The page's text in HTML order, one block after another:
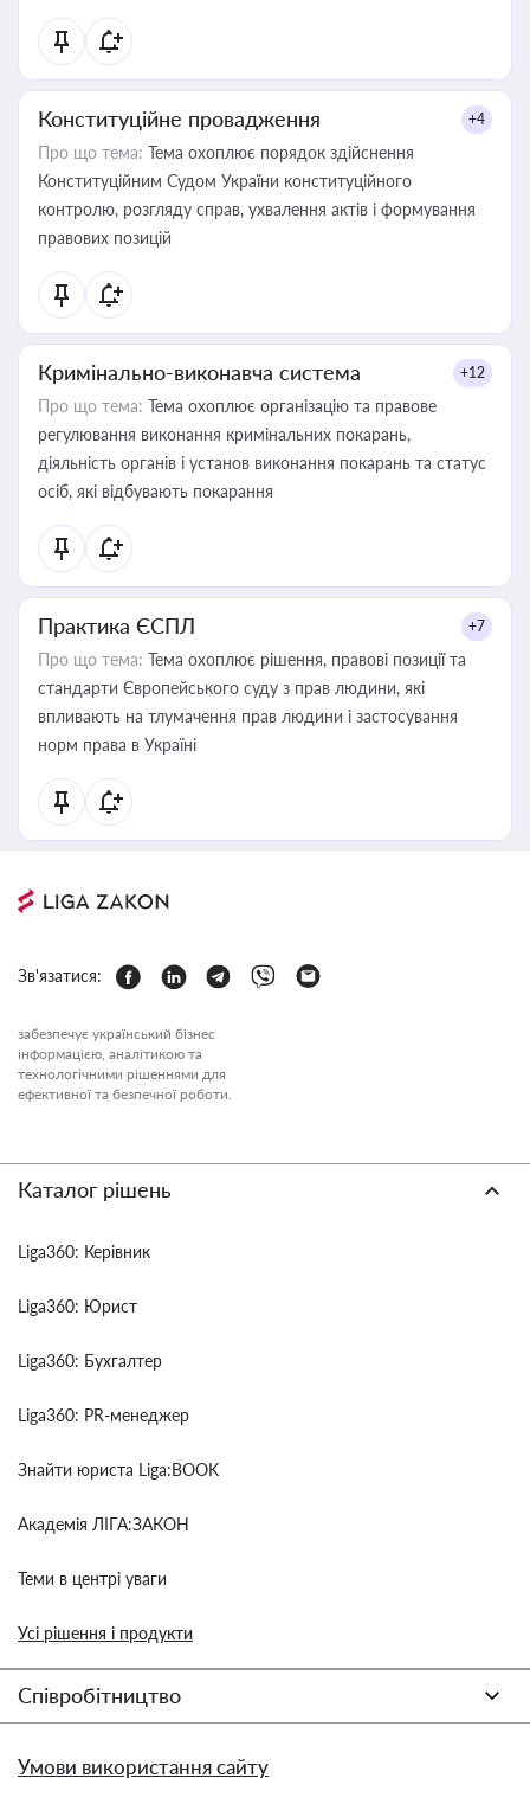
Конституційне провадження +4
Про що тема: Тема охоплює порядок здійснення
Конституційним Судом України конституційного
контролю, розгляду справ, ухвалення актів і формування
правових позицій
Кримінально-виконавча система +12
Про що тема: Тема охоплює організацію та правове
регулювання виконання кримінальних покарань,
діяльність органів і установ виконання покарань та статус
осіб, які відбувають покарання
Практика ЄСПЛ +7
Про що тема: Тема охоплює рішення, правові позиції та
стандарти Європейського суду з прав людини, які
впливають на тлумачення прав людини і застосування
норм права в Україні
Зв'язатися:
забезпечує український бізнес
інформацією, аналітикою та
технологічними рішеннями для
ефективної та безпечної роботи.
Каталог рішень
Liga360: Керівник
Liga360: Юрист
Liga360: Бухгалтер
Liga360: PR-менеджер
Знайти юриста Liga:BOOK
Академія ЛІГА:ЗАКОН
Теми в центрі уваги
Усі рішення і продукти
Співробітництво
Умови використання сайту